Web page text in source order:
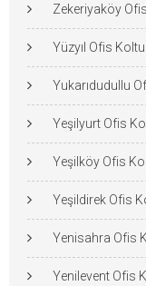
Zekeriyaköy
Yüzyıl Ofis
Yukarıdudullu
Yeşilyurt Ofis
Yeşilköy Ofis
Yeşildirek Ofis
Yenisahra Ofis
Yenilevent Ofis